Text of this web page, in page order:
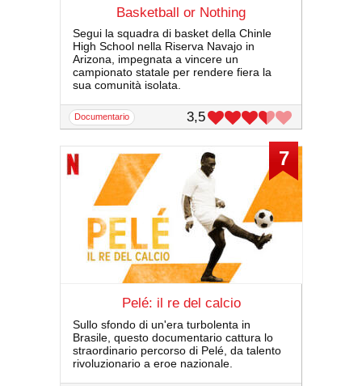
Basketball or Nothing
Segui la squadra di basket della Chinle
High School nella Riserva Navajo in
Arizona, impegnata a vincere un
campionato statale per rendere fiera la
sua comunità isolata.
documentario 3,5
7
Pelé: il re del calcio
Sullo sfondo di un'era turbolenta in
Brasile, questo documentario cattura lo
straordinario percorso di Pelé, da talento
rivoluzionario a eroe nazionale.